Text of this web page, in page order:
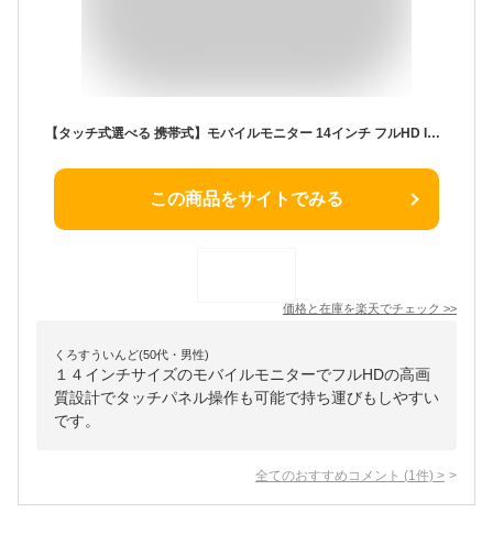
【タッチ式選べる 携帯式】モバイルモニター 14インチ フルHD IPSパネル 非光沢 タッチ式/非タッチ式選択可能 Type-C対応 HDMI VESA対応 モニター 持ち運び サブディスプレイ デュアルモニター テレワーク ミニPC対応 EVICIV
この商品をサイトでみる
価格と在庫を楽天でチェック >>
くろすういんど(50代・男性)
１４インチサイズのモバイルモニターでフルHDの高画
質設計でタッチパネル操作も可能で持ち運びもしやすい
です。
全てのおすすめコメント (1 件) >